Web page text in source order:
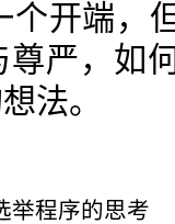
个开端，
严，如
法。
举程序的思考